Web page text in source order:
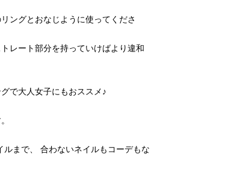
ングとおなじように使ってくださ
レート部分を持っていけばより違和
で大人女子にもおススメ♪
まで、 合わないネイルもコーデもな